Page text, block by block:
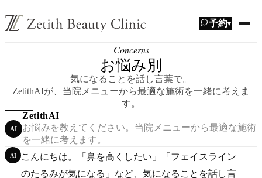
予約▾
Concerns
お悩み別
気になることを話し言葉で。
ZetithAIが、当院メニューから最適な施術を一緒に考えま
す。
AI
ZetithAI
お悩みを教えてください。当院メニューから最適な施術
を一緒に考えます。
AI
こんにちは。「鼻を高くしたい」「フェイスライン
のたるみが気になる」など、気になることを話し言